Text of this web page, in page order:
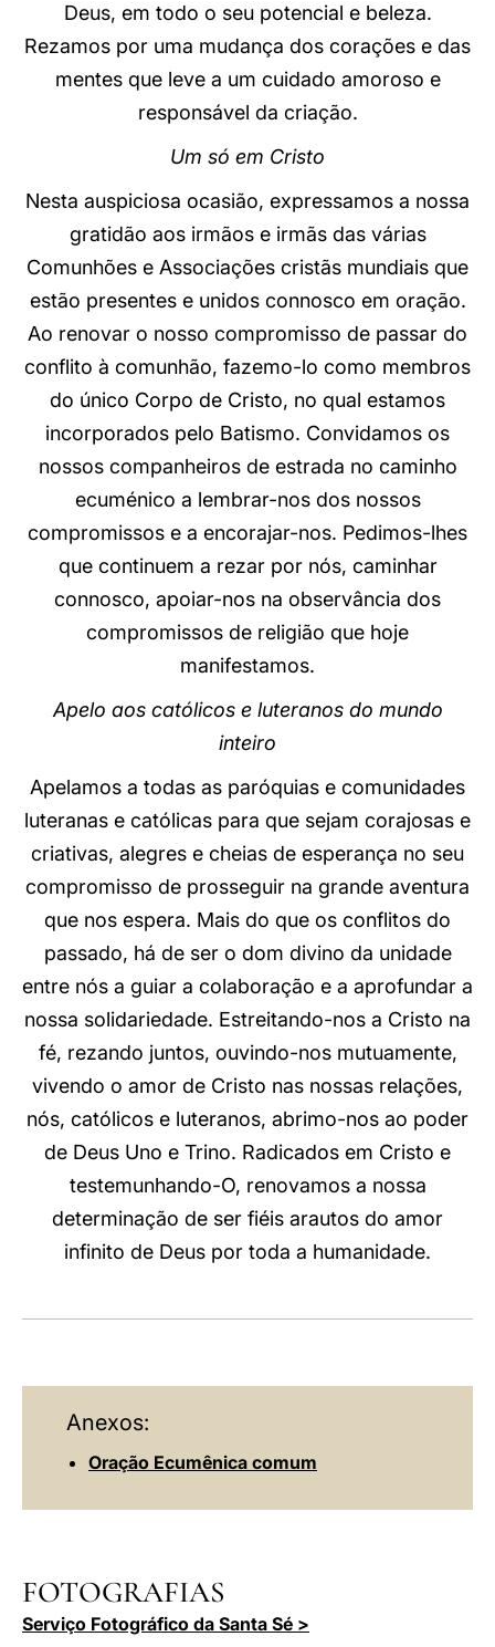
Deus, em todo o seu potencial e beleza.
Rezamos por uma mudança dos corações e das
mentes que leve a um cuidado amoroso e
responsável da criação.
Um só em Cristo
Nesta auspiciosa ocasião, expressamos a nossa
gratidão aos irmãos e irmãs das várias
Comunhões e Associações cristãs mundiais que
estão presentes e unidos connosco em oração.
Ao renovar o nosso compromisso de passar do
conflito à comunhão, fazemo-lo como membros
do único Corpo de Cristo, no qual estamos
incorporados pelo Batismo. Convidamos os
nossos companheiros de estrada no caminho
ecuménico a lembrar-nos dos nossos
compromissos e a encorajar-nos. Pedimos-lhes
que continuem a rezar por nós, caminhar
connosco, apoiar-nos na observância dos
compromissos de religião que hoje
manifestamos.
Apelo aos católicos e luteranos do mundo
inteiro
Apelamos a todas as paróquias e comunidades
luteranas e católicas para que sejam corajosas e
criativas, alegres e cheias de esperança no seu
compromisso de prosseguir na grande aventura
que nos espera. Mais do que os conflitos do
passado, há de ser o dom divino da unidade
entre nós a guiar a colaboração e a aprofundar a
nossa solidariedade. Estreitando-nos a Cristo na
fé, rezando juntos, ouvindo-nos mutuamente,
vivendo o amor de Cristo nas nossas relações,
nós, católicos e luteranos, abrimo-nos ao poder
de Deus Uno e Trino. Radicados em Cristo e
testemunhando-O, renovamos a nossa
determinação de ser fiéis arautos do amor
infinito de Deus por toda a humanidade.
Anexos:
Oração Ecumênica comum
FOTOGRAFIAS
Serviço Fotográfico da Santa Sé >